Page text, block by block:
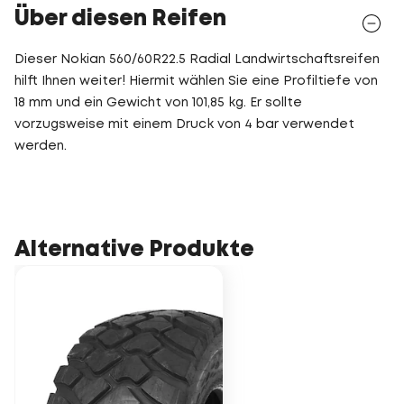
Über diesen Reifen
Dieser Nokian 560/60R22.5 Radial Landwirtschaftsreifen
hilft Ihnen weiter! Hiermit wählen Sie eine Profiltiefe von
18 mm und ein Gewicht von 101,85 kg. Er sollte
vorzugsweise mit einem Druck von 4 bar verwendet
werden.
Alternative Produkte